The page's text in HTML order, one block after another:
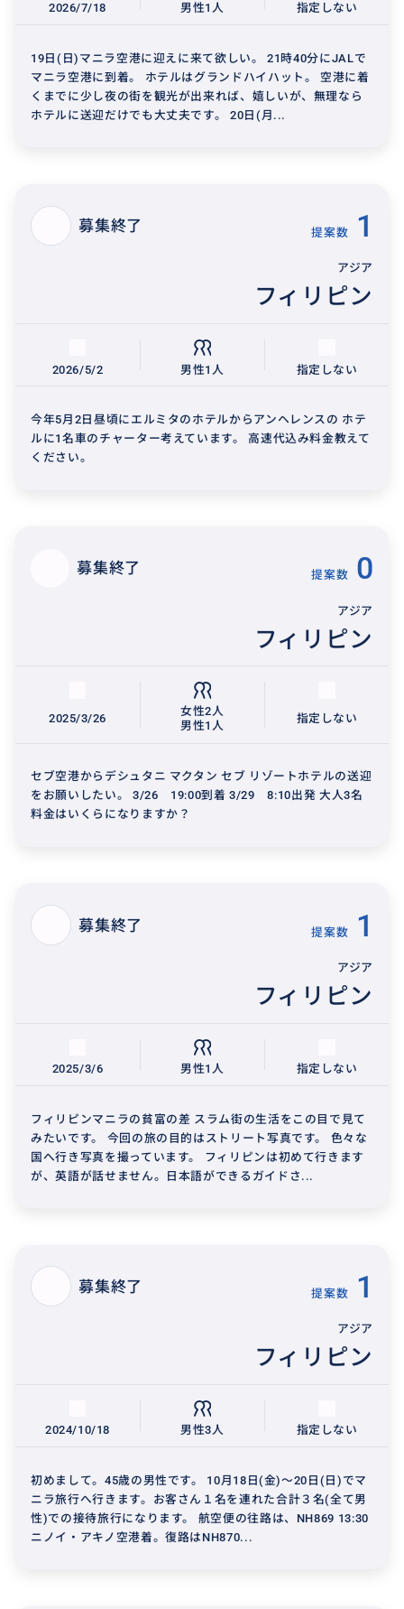
2026/7/18 男性1人 指定しない
19日(日)マニラ空港に迎えに来て欲しい。 21時40分にJALで
マニラ空港に到着。 ホテルはグランドハイハット。 空港に着
くまでに少し夜の街を観光が出来れば、嬉しいが、無理なら
ホテルに送迎だけでも大丈夫です。 20日(月...
募集終了 提案数 1
アジア
フィリピン
2026/5/2 男性1人 指定しない
今年5月2日昼頃にエルミタのホテルからアンヘレンスの ホテ
ルに1名車のチャーター考えています。 高速代込み料金教えて
ください。
募集終了 提案数 0
アジア
フィリピン
2025/3/26
女性2人
男性1人
指定しない
セブ空港からデシュタニ マクタン セブ リゾートホテルの送迎
をお願いしたい。 3/26 19:00到着 3/29 8:10出発 大人3名
料金はいくらになりますか？
募集終了 提案数 1
アジア
フィリピン
2025/3/6 男性1人 指定しない
フィリピンマニラの貧富の差 スラム街の生活をこの目で見て
みたいです。 今回の旅の目的はストリート写真です。 色々な
国へ行き写真を撮っています。 フィリピンは初めて行きます
が、英語が話せません。日本語ができるガイドさ...
募集終了 提案数 1
アジア
フィリピン
2024/10/18 男性3人 指定しない
初めまして。45歳の男性です。 10月18日(金)～20日(日)でマ
ニラ旅行へ行きます。お客さん１名を連れた合計３名(全て男
性)での接待旅行になります。 航空便の往路は、NH869 13:30
ニノイ・アキノ空港着。復路はNH870...